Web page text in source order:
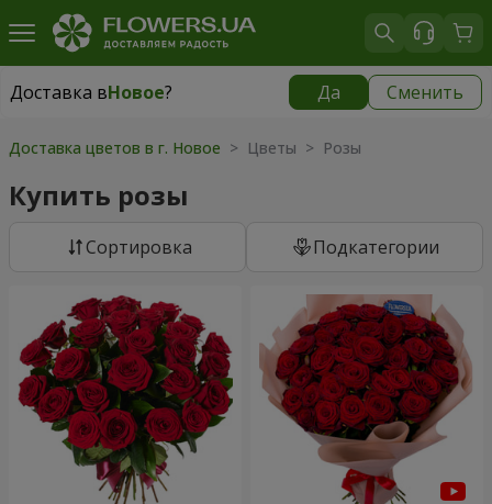
Доставка вНовое? Да Сменить
Доставка вНовое|
Доставка цветов в г. Новое > Цветы > Розы
Купить розы
Cортировка Подкатегории